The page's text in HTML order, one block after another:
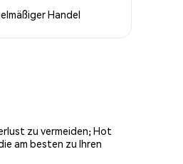
Handel
zu vermeiden; Hot
am besten zu Ihren